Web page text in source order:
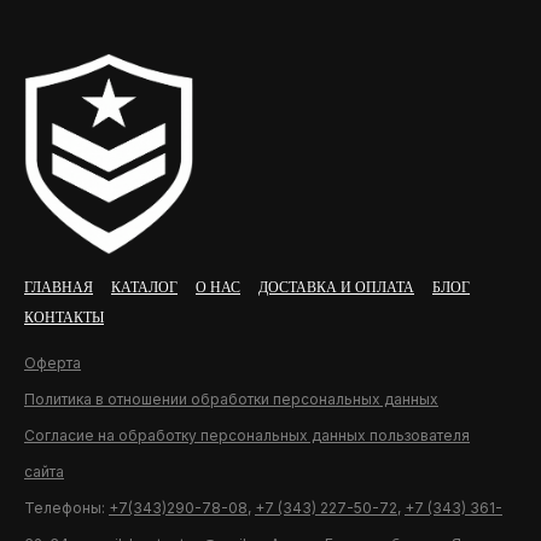
ГЛАВНАЯ КАТАЛОГ О НАС ДОСТАВКА И ОПЛАТА
БЛОГ
КОНТАКТЫ
Оферта
Политика в отношении обработки персональных данных
Согласие на обработку персональных данных пользователя
сайта
Телефоны: +7(343)290-78-08, +7 (343) 227-50-72, +7 (343) 361-